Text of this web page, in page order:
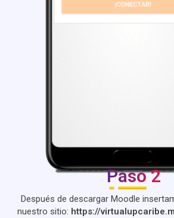
Paso 2
Después de descargar Moodle
nuestro sitio: https://